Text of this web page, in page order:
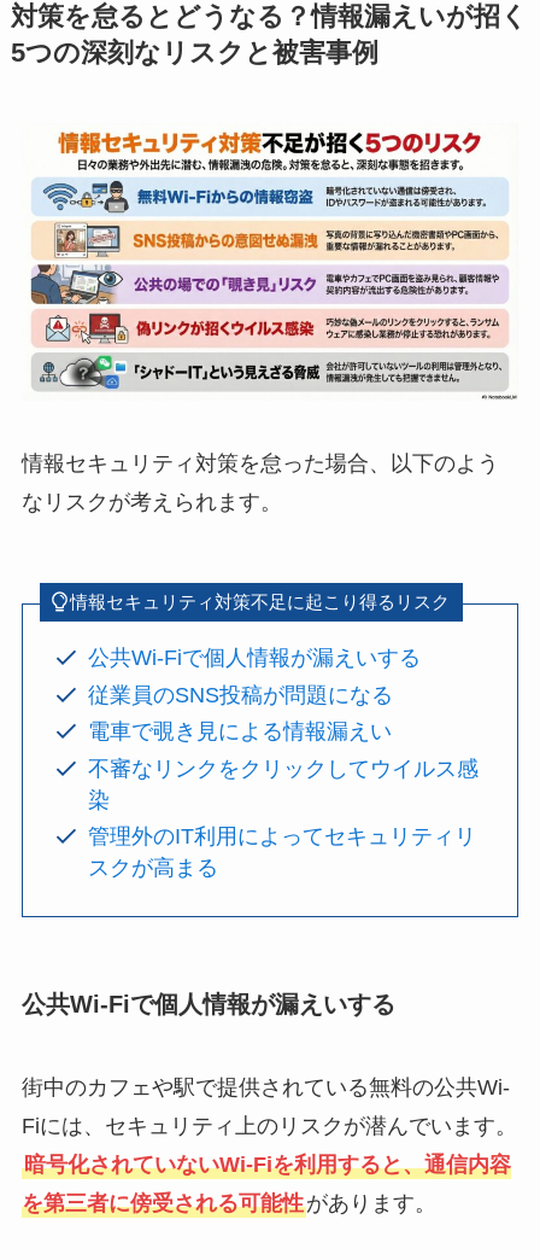
対策を怠るとどうなる？情報漏えいが招く
5つの深刻なリスクと被害事例
情報セキュリティ対策を怠った場合、以下のよう
なリスクが考えられます。
情報セキュリティ対策不足に起こり得るリスク
公共Wi-Fiで個人情報が漏えいする
従業員のSNS投稿が問題になる
電車で覗き見による情報漏えい
不審なリンクをクリックしてウイルス感
染
管理外のIT利用によってセキュリティリ
スクが高まる
公共Wi-Fiで個人情報が漏えいする
街中のカフェや駅で提供されている無料の公共Wi-
Fiには、セキュリティ上のリスクが潜んでいます。
暗号化されていないWi-Fiを利用すると、通信内容
を第三者に傍受される可能性があります。